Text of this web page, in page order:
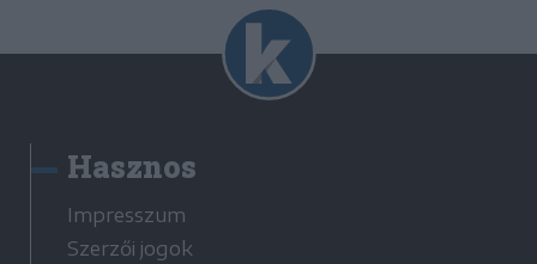
Hasznos
Impresszum
Szerzői jogok